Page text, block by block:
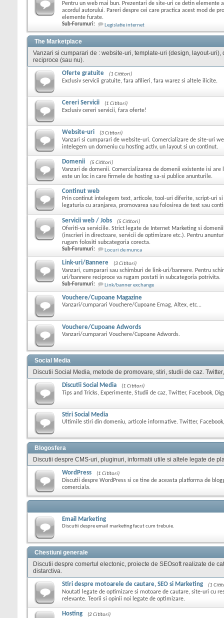
Pentru un web mai bun. Prezentari de site-uri ce detin elemente
acordul autorului. Pareri despre cei care practica acest mod de
elemente furate.
Sub-Forumuri: Legislatie internet
The Marketplace
Vanzari si cumparari de : website-uri, template-uri (design, layout-
reciproce (sau nu).
Oferte gratuite (1 Cititori)
Exclusiv servicii gratuite, fara afilieri, fara warez si altele ilicite.
Cereri Servicii (1 Cititori)
Exclusiv cereri servicii, fara oferte!
Website-uri (3 Cititori)
Vanzari si cumparari de website-uri. Comercializare de site-uri
intelegem un domeniu cu hosting activ, un layout si un continut.
Domenii (5 Cititori)
Vanzari de domenii. Comercializarea de domenii existente isi are
este un loc in care firmele de hosting sa-si publice anunturile.
Continut web
Prin continut intelegem text, articole, tool-uri diferite, script-uri si
legaturia cu aranjarea, promovarea sau folosirea de text sau
Servicii web / Jobs (5 Cititori)
Oferiti-va serviciile. Strict legate de Internet Marketing si
(inscrieri in directoare, servicii de optimizare etc.). Pentru
rugam folositi subcategoria corecta.
Sub-Forumuri: Locuri de munca
Link-uri/Bannere (3 Cititori)
Vanzari, cumparari sau schimburi de link-uri/bannere. Pentru
uri/bannere reciproce va rugam postati in subcategoria potrivita.
Sub-Forumuri: Link/banner exchange
Vouchere/Cupoane Magazine
Vanzari/cumparari Vouchere/Cupoane Emag, Altex, etc...
Vouchere/Cupoane Adwords
Vanzari/cumparari Vouchere/Cupoane Adwords.
Social Media
Discutii Social Media, metode de promovare, stiri, studii de caz.
Discutii Social Media (1 Cititori)
Tips and Tricks, Experimente, Studii de caz, Twitter, Facebook,
Stiri Social Media
Ultimile stiri din domeniu, articole informative. Twitter,
Blogosfera
Discutii despre CMS-uri, pluginuri, informatii utile si altele legate de
WordPress (1 Cititori)
Discutii despre WordPress si ce tine de aceasta platforma de
comerciala.
Email Marketing
Discutii despre email marketing facut cum trebuie.
Chestiuni generale
Discutii despre comertul electonic, proiecte de SEOsoft realizate de
distarctiva.
Stiri despre motoarele de cautare, SEO si Marketing (1
Noutati legate de optimizare si motoare de cautare, site-uri cu
relevante. Teorii si opinii noi legate de optimizare.
Hosting (2 Cititori)